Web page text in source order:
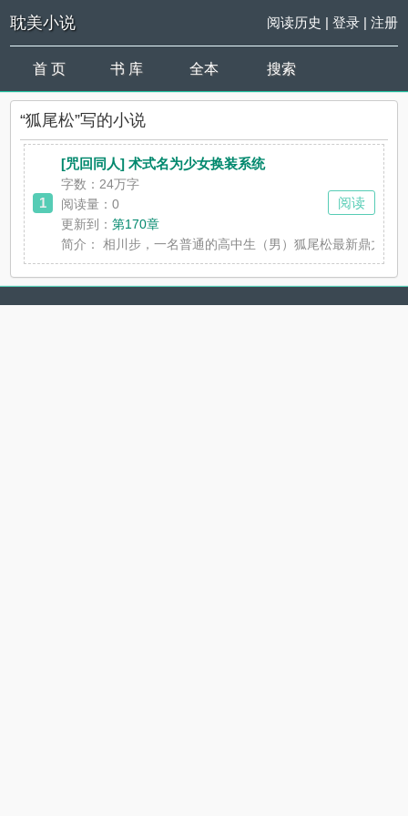
耽美小说 阅读历史 | 登录| 注册
首 页 书 库 全本 搜索
“狐尾松”写的小说
1
[咒回同人] 术式名为少女换装系统
字数：24万字
阅读量：0
更新到：第170章
简介：
相川步，一名普通的高中生（男）狐尾松最新鼎力大
阅读